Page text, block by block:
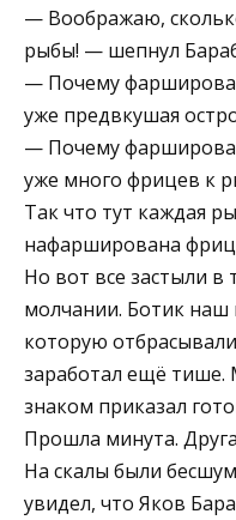
— Воображаю,
рыбы! — шепнул
— Почему
уже предвкушая
— Почему
уже много фрицев к
Так что тут каждая
нафарширована
Но вот все застыли
молчании. Ботик наш
которую
заработал ещё
знаком приказал
Прошла минута.
На скалы были
увидел, что Яков